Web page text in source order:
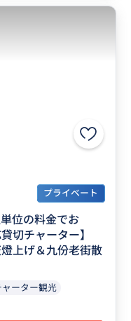
プライベート
位の料金でお
切チャーター】
上げ＆九份老街散
ャーター観光